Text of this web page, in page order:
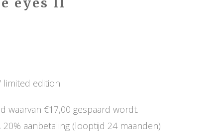
edition
waarvan €17,00 gespaard wordt.
aanbetaling (looptijd 24 maanden)